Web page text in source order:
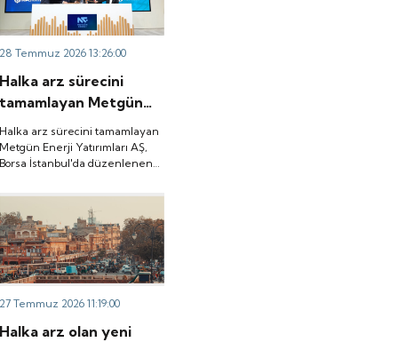
gerçekleşecek ve 29-
30-31 Temmuz 2026
toplanacak, 6 Ağustos
tarihinde ise “Gong
Töreni” ile Quick
Sigorta işlem görmeye
başlayacak.
toplanacak, 6 Ağustos tarihinde
ise “Gong Töreni” ile Quick
başlayacak.
28 Temmuz 2026 13:26:00
Halka arz sürecini
tamamlayan Metgün
Enerji Yatırımları AŞ,
Borsa İstanbul'da
düzenlenen gong
koduyla işlem görmeye
başladı.
Halka arz sürecini tamamlayan
Metgün Enerji Yatırımları AŞ,
Borsa İstanbul'da düzenlenen
işlem görmeye başladı.
27 Temmuz 2026 11:19:00
Halka arz olan yeni